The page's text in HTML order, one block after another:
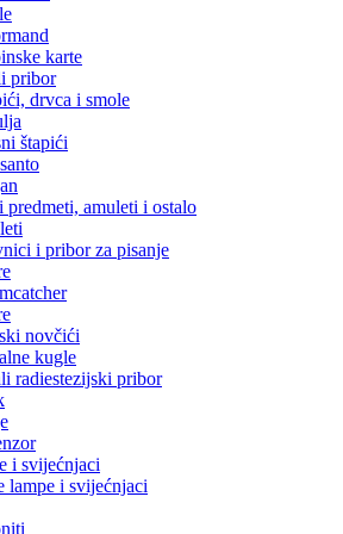
karte
pribor
drvca i smole
štapići
predmeti, amuleti i ostalo
i pribor za pisanje
novčići
kugle
radiestezijski pribor
i svijećnjaci
lampe i svijećnjaci